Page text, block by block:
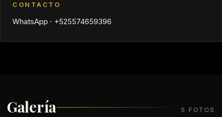
CONTACTO
WhatsApp · +525574659396
Galería 5 FOTOS